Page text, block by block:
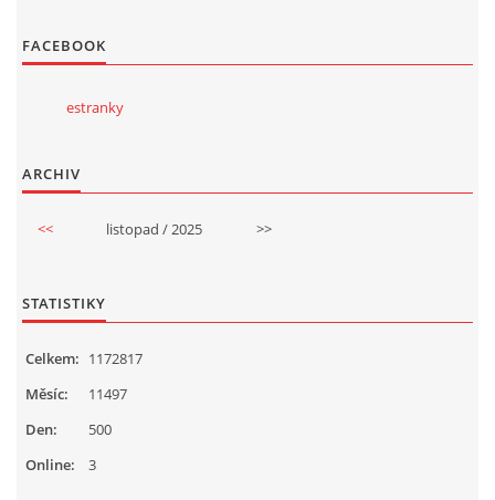
FACEBOOK
estranky
ARCHIV
<< listopad / 2025 >>
STATISTIKY
Online: 3
Celkem: 1172817
Měsíc:
11497
Den:
500